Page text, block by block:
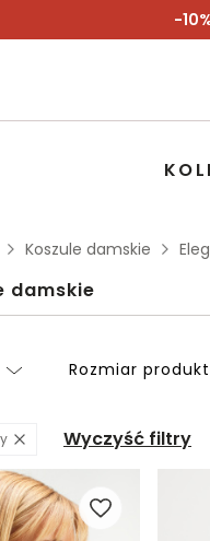
-
Koszule damskie
damskie
Rozmiar
Wyczyść filtry